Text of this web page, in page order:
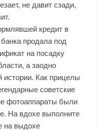
не давит сзади,
кредит в
продала под
на посадку
а заодно
истории. Как прицелы
советские
фотоаппараты были
На вдохе выполните
на выдохе